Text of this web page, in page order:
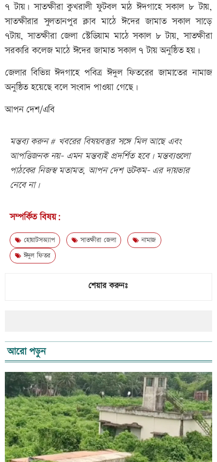
৭ টায়। সাতক্ষীরা কুখরালী ফুটবল মাঠ ঈদগাহে সকাল ৮ টায়,
সাতক্ষীরার সুলতানপুর ক্লাব মাঠে ঈদের জামাত সকাল সাড়ে
৭টায়, সাতক্ষীরা জেলা স্টেডিয়াম মাঠে সকাল ৮ টায়, সাতক্ষীরা
সরকারি কলেজ মাঠে ঈদের জামাত সকাল ৭ টায় অনুষ্ঠিত হয়।
জেলার বিভিন্ন ঈদগাহে পবিত্র ঈদুল ফিতরের জামাতের নামাজ
অনুষ্ঠিত হয়েছে বলে সংবাদ পাওয়া গেছে।
আপন দেশ/এবি
মন্তব্য করুন # খবরের বিষয়বস্তুর সঙ্গে মিল আছে এবং
আপত্তিজনক নয়- এমন মন্তব্যই প্রদর্শিত হবে। মন্তব্যগুলো
পাঠকের নিজস্ব মতামত, আপন দেশ ডটকম- এর দায়ভার
নেবে না।
সম্পর্কিত বিষয়:
হোয়াটসঅ্যাপ সাতক্ষীরা জেলা
নামাজ
ঈদুল ফিতর
শেয়ার করুনঃ
আরো পড়ুন